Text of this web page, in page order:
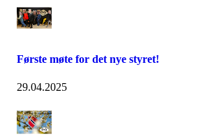
Første møte for det nye styret!
29.04.2025